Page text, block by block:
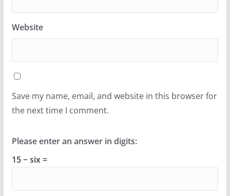
Website
Save my name, email, and website in this browser for
the next time I comment.
Please enter an answer in digits:
15 − six =